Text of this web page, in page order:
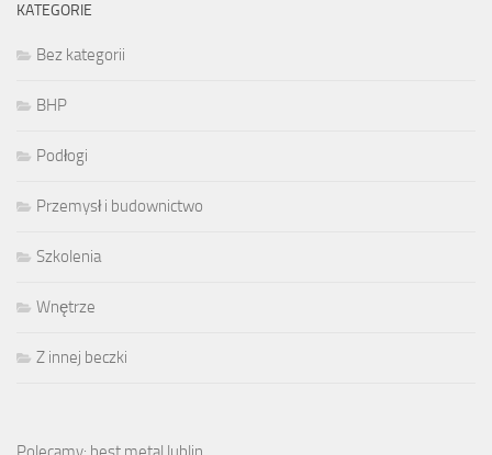
KATEGORIE
Bez kategorii
BHP
Podłogi
Przemysł i budownictwo
Szkolenia
Wnętrze
Z innej beczki